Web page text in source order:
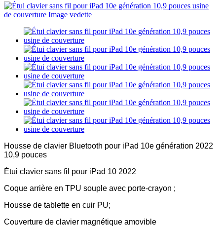
Housse de clavier Bluetooth pour iPad 10e génération 2022
10,9 pouces
Étui clavier sans fil pour iPad 10 2022
Coque arrière en TPU souple avec porte-crayon ;
Housse de tablette en cuir PU;
Couverture de clavier magnétique amovible